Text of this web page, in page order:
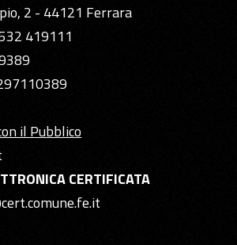
2 - 44121 Ferrara
419111
il Pubblico
CERTIFICATA